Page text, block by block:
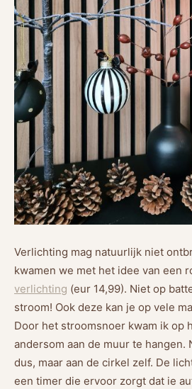
Verlichting mag natuurlijk niet
kwamen we met het idee van een
verlichting (eur 14,99). Niet op
stroom! Ook deze kan je op vele
Door het stroomsnoer kwam ik op
andersom aan de muur te hangen.
dus, maar aan de cirkel zelf. De
een timer die ervoor zorgt dat ie